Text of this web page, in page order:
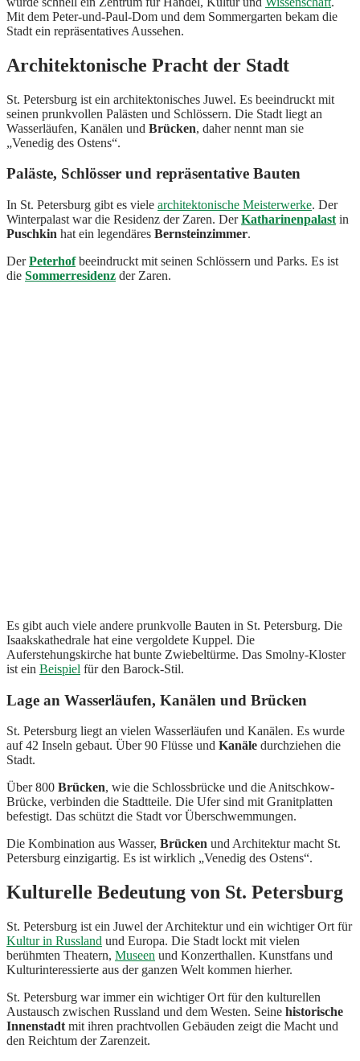
Mit dem Peter-und-Paul-Dom und dem Sommergarten bekam die
Stadt ein repräsentatives Aussehen.
Architektonische Pracht der Stadt
St. Petersburg ist ein architektonisches Juwel. Es beeindruckt mit
seinen prunkvollen Palästen und Schlössern. Die Stadt liegt an
Wasserläufen, Kanälen und Brücken, daher nennt man sie
„Venedig des Ostens“.
Paläste, Schlösser und repräsentative Bauten
In St. Petersburg gibt es viele architektonische Meisterwerke. Der
Winterpalast war die Residenz der Zaren. DerKatharinenpalast in
Puschkin hat ein legendäres Bernsteinzimmer.
DerPeterhofbeeindruckt mit seinen Schlössern und Parks. Es ist
die Sommerresidenz der Zaren.
Es gibt auch viele andere prunkvolle Bauten in St. Petersburg. Die
Isaakskathedrale hat eine vergoldete Kuppel. Die
Auferstehungskirche hat bunte Zwiebeltürme. Das Smolny-Kloster
ist ein Beispiel für den Barock-Stil.
Lage an Wasserläufen, Kanälen und Brücken
St. Petersburg liegt an vielen Wasserläufen und Kanälen. Es wurde
auf 42 Inseln gebaut. Über 90 Flüsse und Kanäle durchziehen die
Stadt.
Über 800 Brücken, wie die Schlossbrücke und die Anitschkow-
Brücke, verbinden die Stadtteile. Die Ufer sind mit Granitplatten
befestigt. Das schützt die Stadt vor Überschwemmungen.
Die Kombination aus Wasser, Brücken und Architektur macht St.
Petersburg einzigartig. Es ist wirklich „Venedig des Ostens“.
Kulturelle Bedeutung von St. Petersburg
St. Petersburg ist ein Juwel der Architektur und ein wichtiger Ort für
Kultur in Russland und Europa. Die Stadt lockt mit vielen
berühmten Theatern, Museen und Konzerthallen. Kunstfans und
Kulturinteressierte aus der ganzen Welt kommen hierher.
St. Petersburg war immer ein wichtiger Ort für den kulturellen
Austausch zwischen Russland und dem Westen. Seine historische
Innenstadt mit ihren prachtvollen Gebäuden zeigt die Macht und
den Reichtum der Zarenzeit.